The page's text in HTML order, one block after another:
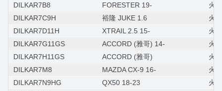
DILKAR7B8
FORESTER 19-
火
DILKAR7C9H
裕隆 JUKE 1.6
火
DILKAR7D11H
XTRAIL 2.5 15-
火
DILKAR7G11GS
ACCORD (雅哥) 14-
火
DILKAR7H11GS
ACCORD (雅哥)
火
DILKAR7M8
MAZDA CX-9 16-
火
DILKAR7N9HG
QX50 18-23
火